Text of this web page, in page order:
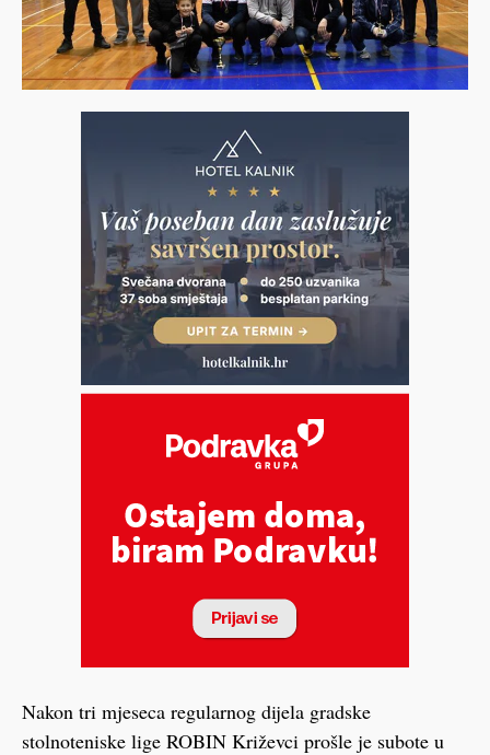
Nakon tri mjeseca regularnog dijela gradske
stolnoteniske lige ROBIN Križevci prošle je subote u